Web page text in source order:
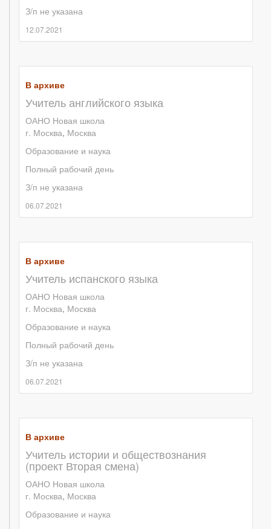
З/п не указана
12.07.2021
В архиве
Учитель английского языка
ОАНО Новая школа
г. Москва, Москва
Образование и наука
Полный рабочий день
З/п не указана
06.07.2021
В архиве
Учитель испанского языка
ОАНО Новая школа
г. Москва, Москва
Образование и наука
Полный рабочий день
З/п не указана
06.07.2021
В архиве
Учитель истории и обществознания
(проект Вторая смена)
ОАНО Новая школа
г. Москва, Москва
Образование и наука